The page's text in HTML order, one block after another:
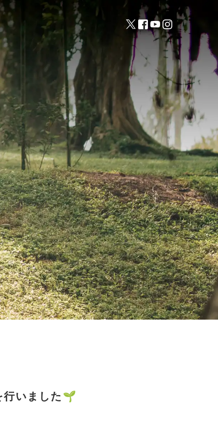
行いました🌱